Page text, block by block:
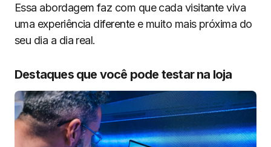
Essa abordagem faz com que cada visitante viva
uma experiência diferente e muito mais próxima do
seu dia a dia real.
Destaques que você pode testar na loja